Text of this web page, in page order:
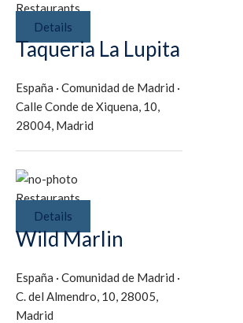
Restaurants
Details
Taqueria La Lupita
España · Comunidad de Madrid ·
Calle Conde de Xiquena, 10,
28004, Madrid
Restaurants
Details
Wild Marlin
España · Comunidad de Madrid ·
C. del Almendro, 10, 28005,
Madrid